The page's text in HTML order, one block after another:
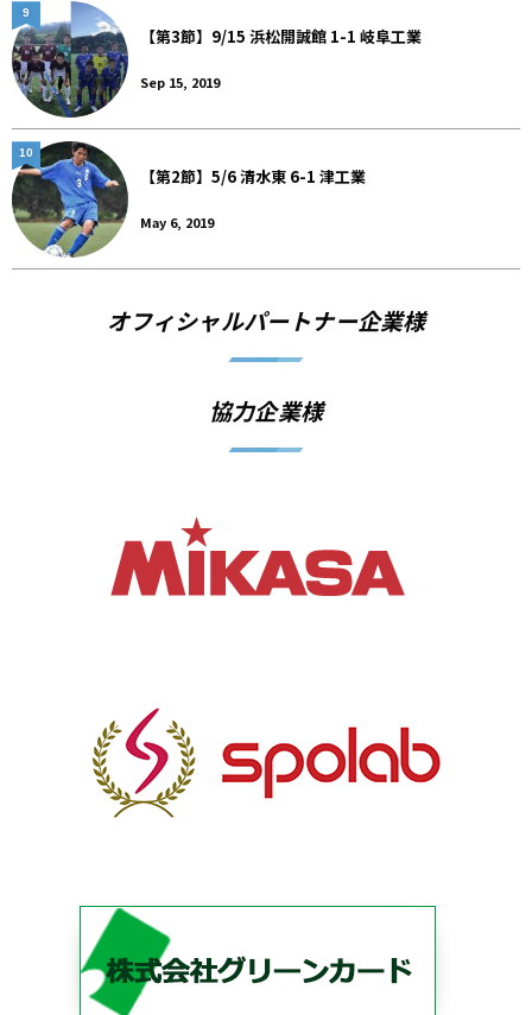
【第3節】9/15 浜松開誠館 1-1 岐阜工業
Sep 15, 2019
9
【第2節】5/6 清水東 6-1 津工業
May 6, 2019
10
オフィシャルパートナー企業様
協力企業様